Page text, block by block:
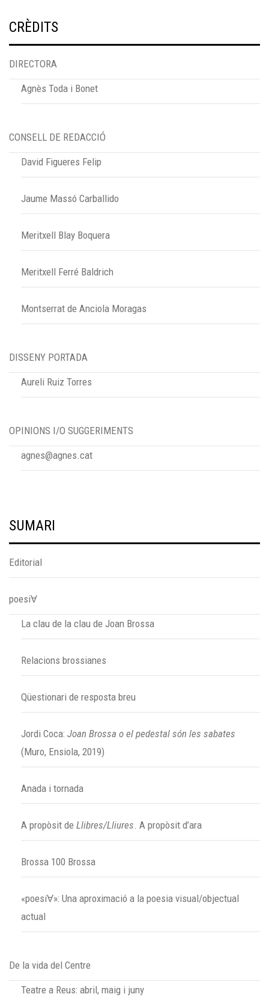
CRÈDITS
DIRECTORA
Agnès Toda i Bonet
CONSELL DE REDACCIÓ
David Figueres Felip
Jaume Massó Carballido
Meritxell Blay Boquera
Meritxell Ferré Baldrich
Montserrat de Anciola Moragas
DISSENY PORTADA
Aureli Ruiz Torres
OPINIONS I/O SUGGERIMENTS
agnes@agnes.cat
SUMARI
Editorial
poesiⱯ
La clau de la clau de Joan Brossa
Relacions brossianes
Qüestionari de resposta breu
Jordi Coca: Joan Brossa o el pedestal són les sabates
(Muro, Ensiola, 2019)
Anada i tornada
A propòsit de Llibres/Lliures. A propòsit d’ara
Brossa 100 Brossa
«poesiⱯ»: Una aproximació a la poesia visual/objectual
actual
De la vida del Centre
Teatre a Reus: abril, maig i juny